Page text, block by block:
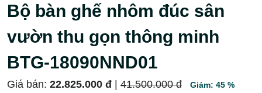
Bộ bàn ghế nhôm đúc sân
vườn thu gọn thông minh
BTG-18090NND01
Giá bán: 22.825.000 đ 41.500.000 đ Giảm: 45 %